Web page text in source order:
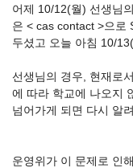
어제 10/12(월) 선생님
은 < cas contact >으로
두셨고 오늘 아침 10/
선생님의 경우, 현재로
에 따라 학교에 나오지
넘어가게 되면 다시 알
운영위가 이 문제로 인